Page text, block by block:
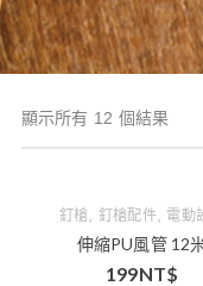
顯示所有 12 個結果
釘槍 釘槍配件, 電動
伸縮PU風管 12
199NT$